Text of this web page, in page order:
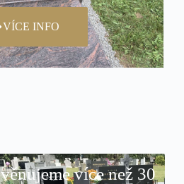
VÍCE INFO
více než 30